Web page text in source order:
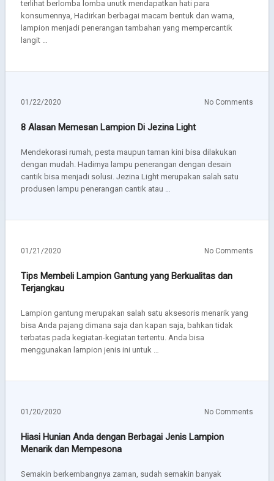
terlihat berlomba lomba unutk mendapatkan hati para
konsumennya, Hadirkan berbagai macam bentuk dan warna,
lampion menjadi penerangan tambahan yang mempercantik
langit …
01/22/2020 No Comments
8 Alasan Memesan Lampion Di Jezina Light
Mendekorasi rumah, pesta maupun taman kini bisa dilakukan
dengan mudah. Hadirnya lampu penerangan dengan desain
cantik bisa menjadi solusi. Jezina Light merupakan salah satu
produsen lampu penerangan cantik atau …
01/21/2020 No Comments
Tips Membeli Lampion Gantung yang Berkualitas dan
Terjangkau
Lampion gantung merupakan salah satu aksesoris menarik yang
bisa Anda pajang dimana saja dan kapan saja, bahkan tidak
terbatas pada kegiatan-kegiatan tertentu. Anda bisa
menggunakan lampion jenis ini untuk …
01/20/2020 No Comments
Hiasi Hunian Anda dengan Berbagai Jenis Lampion
Menarik dan Mempesona
Semakin berkembangnya zaman, sudah semakin banyak